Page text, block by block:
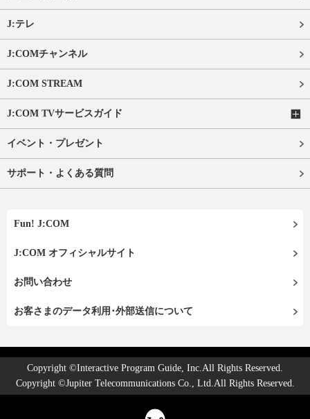
J:テレ
J:COMチャンネル
J:COM STREAM
J:COM TVサービスガイド
イベント・プレゼント
サポート・よくある質問
Fun! J:COM
J:COM オフィシャルサイト
お問い合わせ
お客さまのデータ利用･外部送信について
Copyright ©Interactive Program Guide, Inc.All Rights Reserved.
Copyright ©Jupiter Telecommunications Co., Ltd.All Rights Reserved.